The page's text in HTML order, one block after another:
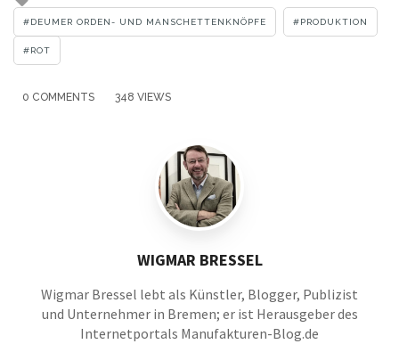
with
DEUMER ORDEN- UND MANSCHETTENKNÖPFE PRODUKTION
ROT
0 COMMENTS 348 VIEWS
WIGMAR BRESSEL
Wigmar Bressel lebt als Künstler, Blogger, Publizist
und Unternehmer in Bremen; er ist Herausgeber des
Internetportals Manufakturen-Blog.de